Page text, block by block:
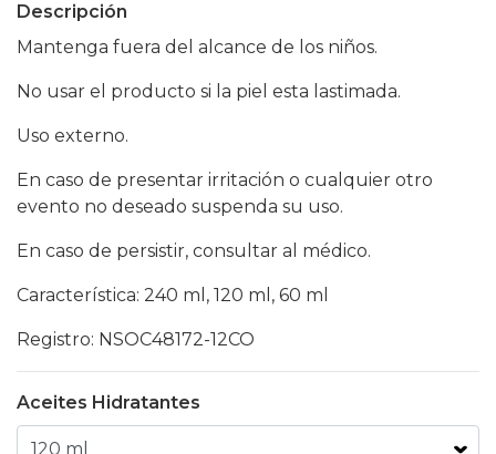
Descripción
Mantenga fuera del alcance de los niños.
No usar el producto si la piel esta lastimada.
Uso externo.
En caso de presentar irritación o cualquier otro
evento no deseado suspenda su uso.
En caso de persistir, consultar al médico.
Característica: 240 ml, 120 ml, 60 ml
Registro: NSOC48172-12CO
Aceites Hidratantes